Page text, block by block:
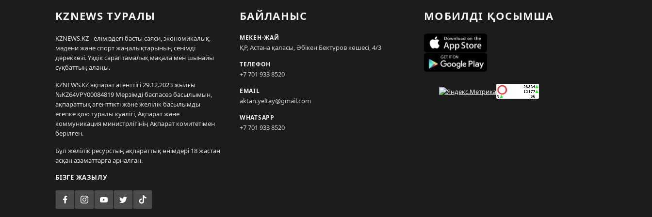
KZNEWS ТУРАЛЫ
KZNEWS.KZ - еліміздегі басты саяси, экономикалық,
мәдени және спорт жаңалықтарының сенімді
дереккөзі. Үздік сараптамалық мақала мен шынайы
сұқбаттың алаңы.
KZNEWS.KZ ақпарат агенттігі 29.12.2023 жылғы
№KZ64VPY00084819 Мерзімді баспасөз басылымын,
ақпараттық агенттікті және желілік басылымды
есепке қою туралы куәлігі, Ақпарат және
коммуникация министрлігінің Ақпарат комитетімен
берілген.
Бұл желілік ресурстың ақпараттық өнімдері 18 жастан
асқан азаматтарға арналған.
БІЗГЕ ЖАЗЫЛУ
БАЙЛАНЫС
МЕКЕН-ЖАЙ
ҚР, Астана қаласы, Әбікен Бектұров көшесі, 4/3
ТЕЛЕФОН
+7 701 933 8520
EMAIL
aktan.yeltay@gmail.com
WHATSAPP
+7 701 933 8520
МОБИЛДІ ҚОСЫМША